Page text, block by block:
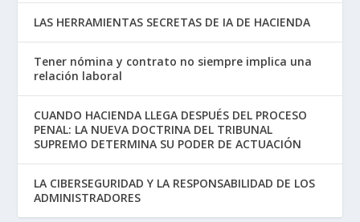
LAS HERRAMIENTAS SECRETAS DE IA DE HACIENDA
Tener nómina y contrato no siempre implica una
relación laboral
CUANDO HACIENDA LLEGA DESPUÉS DEL PROCESO
PENAL: LA NUEVA DOCTRINA DEL TRIBUNAL
SUPREMO DETERMINA SU PODER DE ACTUACIÓN
LA CIBERSEGURIDAD Y LA RESPONSABILIDAD DE LOS
ADMINISTRADORES